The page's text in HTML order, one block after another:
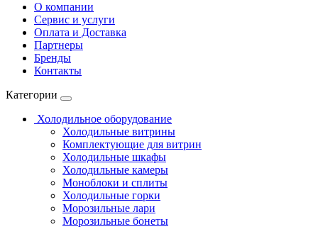
О компании
Сервис и услуги
Оплата и Доставка
Партнеры
Бренды
Контакты
Категории
Холодильное оборудование
Холодильные витрины
Комплектующие для витрин
Холодильные шкафы
Холодильные камеры
Моноблоки и сплиты
Холодильные горки
Морозильные лари
Морозильные бонеты